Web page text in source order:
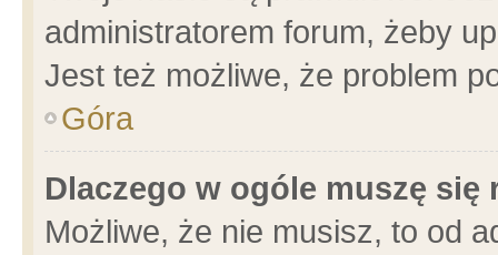
administratorem forum, żeby
Jest też możliwe, że problem
Góra
Dlaczego w ogóle muszę się
Możliwe, że nie musisz, to od